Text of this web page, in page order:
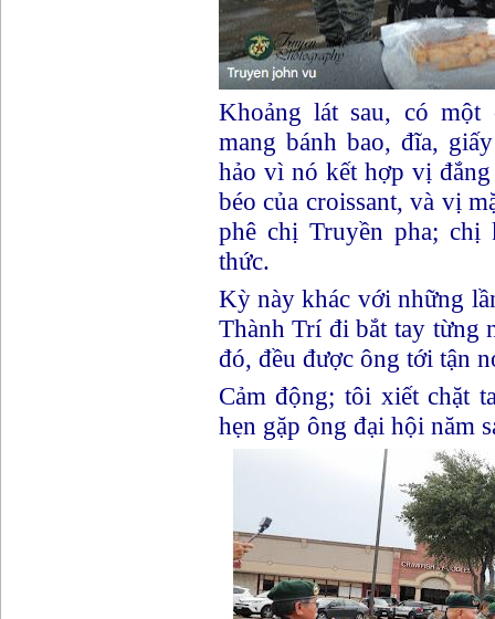
Khoảng lát sau, có
mang bánh bao, đĩa,
hảo vì nó kết hợp vị
béo của croissant, và vị
phê chị Truyền pha; chị
thức.
Kỳ này khác với những
Thành Trí đi bắt tay từng
đó, đều được ông tới tận
Cảm động; tôi xiết chặt
hẹn gặp ông đại hội năm